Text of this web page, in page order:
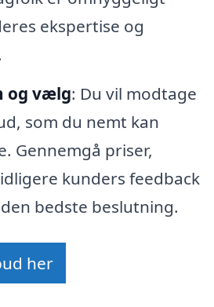
ekspertise og
og vælg: Du vil modtage
som du nemt kan
Gennemgå priser,
kunders feedback
bedste beslutning.
her